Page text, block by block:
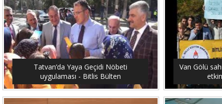
Tatvan’da Yaya Geçidi Nöbeti
uygulaması - Bitlis Bülten
Van Gölü